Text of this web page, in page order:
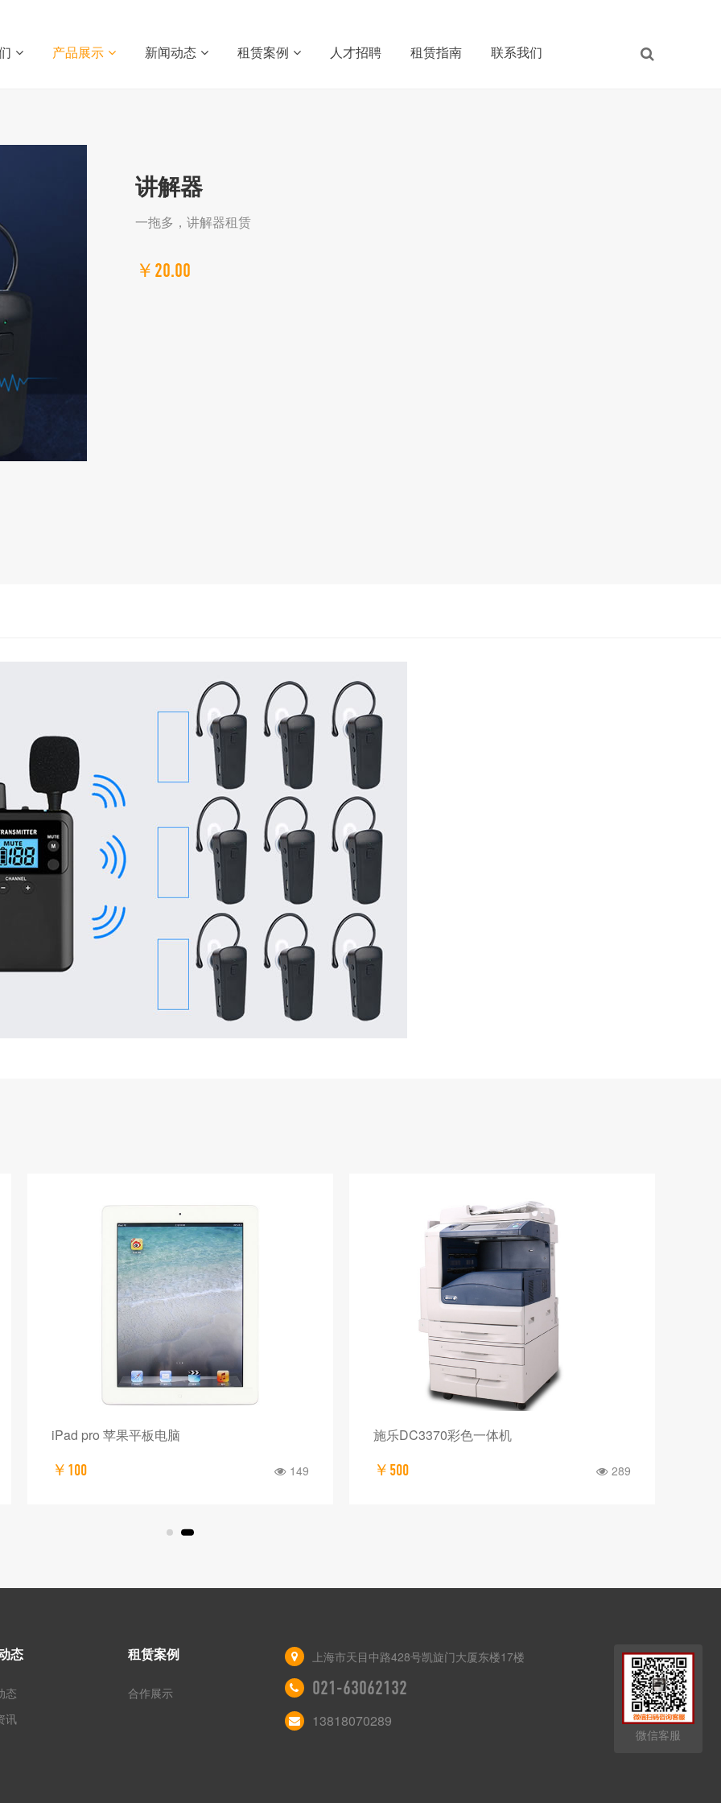
产品展示 新闻动态 租赁案例 人才招聘 租赁指南 联系我们
讲解器
一拖多，讲解器租赁
￥20.00
iPad pro 苹果平板电脑
￥100 149
施乐DC3370彩色一体机
￥500 289
态
态
讯
租赁案例
合作展示
上海市天目中路428号凯旋门大厦东楼17楼
021-63062132
13818070289
微信客服